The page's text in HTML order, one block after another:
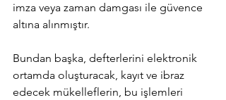
imza veya zaman damgası ile güvence
altına alınmıştır.
Bundan başka, defterlerini elektronik
ortamda oluşturacak, kayıt ve ibraz
edecek mükelleflerin, bu işlemleri